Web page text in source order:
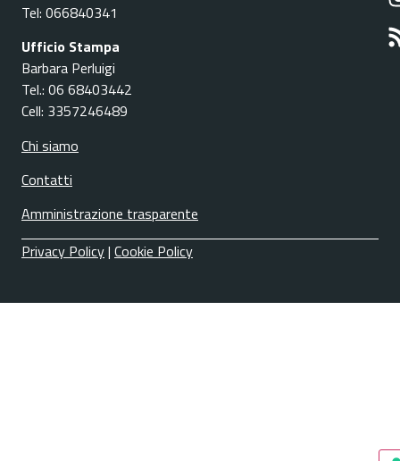
Tel: 066840341
Ufficio Stampa
Barbara Perluigi
Tel.: 06 68403442
Cell: 3357246489
Chi siamo
Contatti
Amministrazione trasparente
Privacy Policy| Cookie Policy